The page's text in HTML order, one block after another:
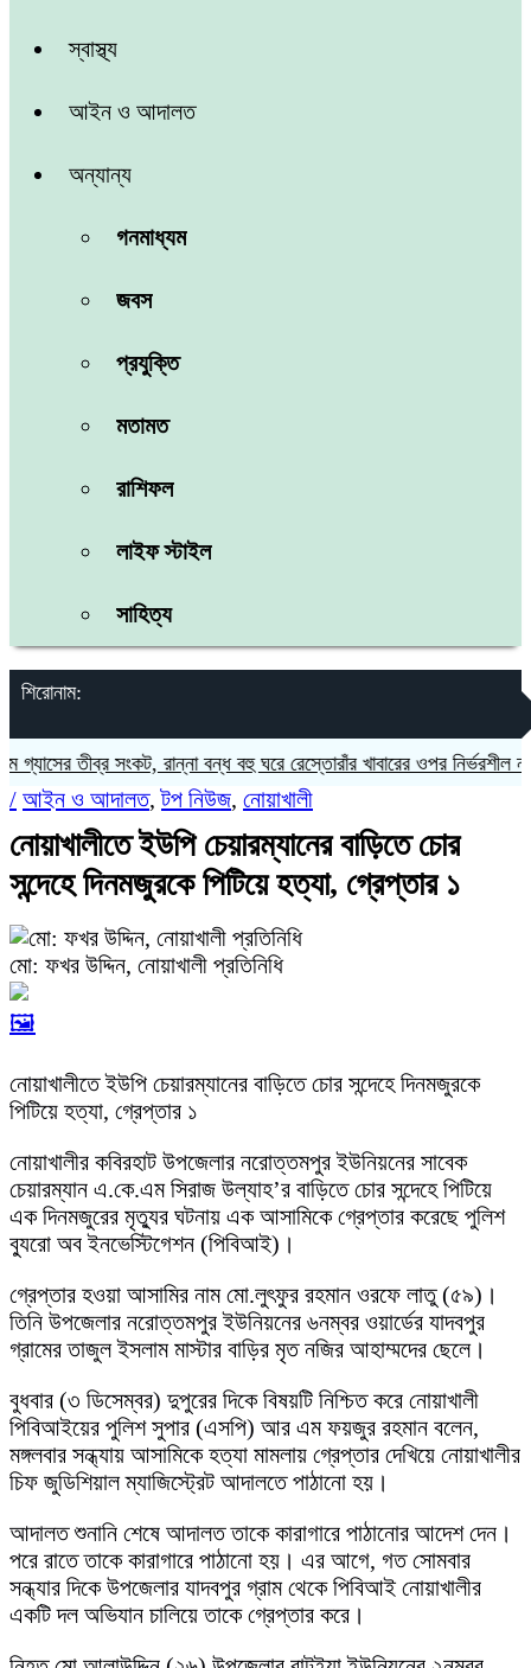
স্বাস্থ্য
আইন ও আদালত
অন্যান্য
গনমাধ্যম
জবস
প্রযুক্তি
মতামত
রাশিফল
লাইফ স্টাইল
সাহিত্য
শিরোনাম:
তীব্র সংকট, রান্না বন্ধ বহু ঘরে রেস্তোরাঁর খাবারের ওপর নির্ভরশীল নগরবাসী
/ আইন ও আদালত,টপ নিউজ, নোয়াখালী
নোয়াখালীতে ইউপি চেয়ারম্যানের বাড়িতে চোর
সন্দেহে দিনমজুরকে পিটিয়ে হত্যা, গ্রেপ্তার ১
মো: ফখর উদ্দিন, নোয়াখালী প্রতিনিধি
🖼️
নোয়াখালীতে ইউপি চেয়ারম্যানের বাড়িতে চোর সন্দেহে দিনমজুরকে
পিটিয়ে হত্যা, গ্রেপ্তার ১
নোয়াখালীর কবিরহাট উপজেলার নরোত্তমপুর ইউনিয়নের সাবেক
চেয়ারম্যান এ.কে.এম সিরাজ উল্যাহ’র বাড়িতে চোর সন্দেহে পিটিয়ে
এক দিনমজুরের মৃত্যুর ঘটনায় এক আসামিকে গ্রেপ্তার করেছে পুলিশ
ব্যুরো অব ইনভেস্টিগেশন (পিবিআই)।
গ্রেপ্তার হওয়া আসামির নাম মো.লুৎফুর রহমান ওরফে লাতু (৫৯)।
তিনি উপজেলার নরোত্তমপুর ইউনিয়নের ৬নম্বর ওয়ার্ডের যাদবপুর
গ্রামের তাজুল ইসলাম মাস্টার বাড়ির মৃত নজির আহাম্মদের ছেলে।
বুধবার (৩ ডিসেম্বর) দুপুরের দিকে বিষয়টি নিশ্চিত করে নোয়াখালী
পিবিআইয়ের পুলিশ সুপার (এসপি) আর এম ফয়জুর রহমান বলেন,
মঙ্গলবার সন্ধ্যায় আসামিকে হত্যা মামলায় গ্রেপ্তার দেখিয়ে নোয়াখালীর
চিফ জুডিশিয়াল ম্যাজিস্ট্রেট আদালতে পাঠানো হয়।
আদালত শুনানি শেষে আদালত তাকে কারাগারে পাঠানোর আদেশ দেন।
পরে রাতে তাকে কারাগারে পাঠানো হয়। এর আগে, গত সোমবার
সন্ধ্যার দিকে উপজেলার যাদবপুর গ্রাম থেকে পিবিআই নোয়াখালীর
একটি দল অভিযান চালিয়ে তাকে গ্রেপ্তার করে।